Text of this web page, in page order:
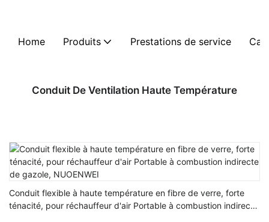
Home Produits Prestations de service Cas
Conduit De Ventilation Haute Température
Conduit flexible à haute température en fibre de verre, forte
ténacité, pour réchauffeur d'air Portable à combustion indirecte